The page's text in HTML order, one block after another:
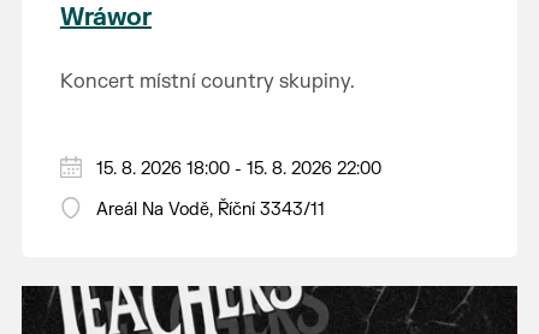
Wráwor
Koncert místní country skupiny.
15. 8. 2026 18:00 - 15. 8. 2026 22:00
Areál Na Vodě, Říční 3343/11